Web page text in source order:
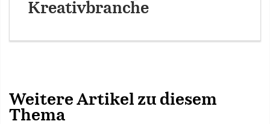
Kreativbranche
Weitere Artikel zu diesem
Thema